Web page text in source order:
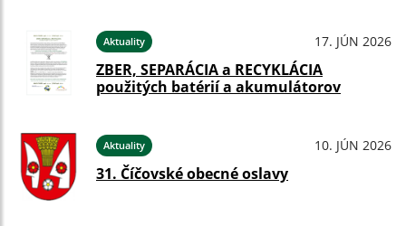
Aktuality 17. JÚN 2026
ZBER, SEPARÁCIA a RECYKLÁCIA
použitých batérií a akumulátorov
Aktuality 10. JÚN 2026
31. Číčovské obecné oslavy